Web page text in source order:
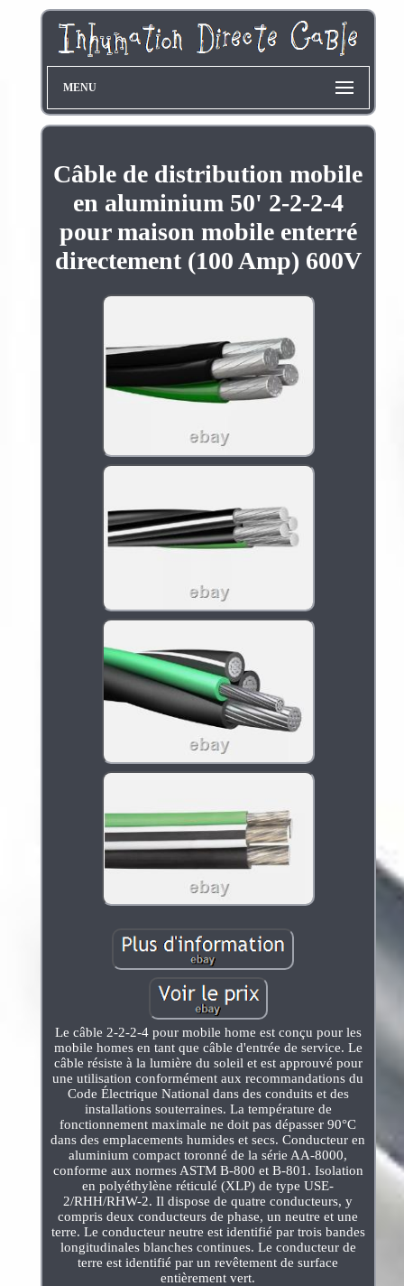
MENU
Câble de distribution mobile
en aluminium 50' 2-2-2-4
pour maison mobile enterré
directement (100 Amp) 600V
Le câble 2-2-2-4 pour mobile home est conçu pour les
mobile homes en tant que câble d'entrée de service. Le
câble résiste à la lumière du soleil et est approuvé pour
une utilisation conformément aux recommandations du
Code Électrique National dans des conduits et des
installations souterraines. La température de
fonctionnement maximale ne doit pas dépasser 90°C
dans des emplacements humides et secs. Conducteur en
aluminium compact toronné de la série AA-8000,
conforme aux normes ASTM B-800 et B-801. Isolation
en polyéthylène réticulé (XLP) de type USE-
2/RHH/RHW-2. Il dispose de quatre conducteurs, y
compris deux conducteurs de phase, un neutre et une
terre. Le conducteur neutre est identifié par trois bandes
longitudinales blanches continues. Le conducteur de
terre est identifié par un revêtement de surface
entièrement vert.